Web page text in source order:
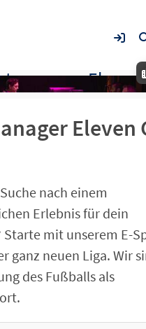
Eleven
nach einem
Erlebnis für dein
mit unserem E-
ganz neuen Liga. Wir
des Fußballs als
Eleven GmbH